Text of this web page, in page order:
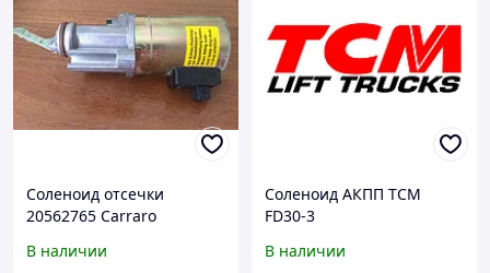
Соленоид отсечки
20562765 Carraro
В наличии
Соленоид АКПП TCM
FD30-3
В наличии